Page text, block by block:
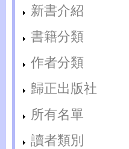
新書介紹
書籍分類
作者分類
歸正出版社
所有名單
讀者類別